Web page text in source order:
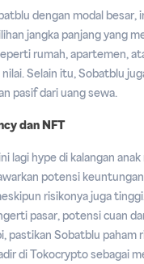
dengan modal besar,
jangka panjang yang
rumah, apartemen,
Selain itu, Sobatblu
pasif dari uang sewa.
dan NFT
lagi hype di kalangan
potensi
risikonya juga
pasar, potensi cuan
pastikan Sobatblu paham
di Tokocrypto sebagai